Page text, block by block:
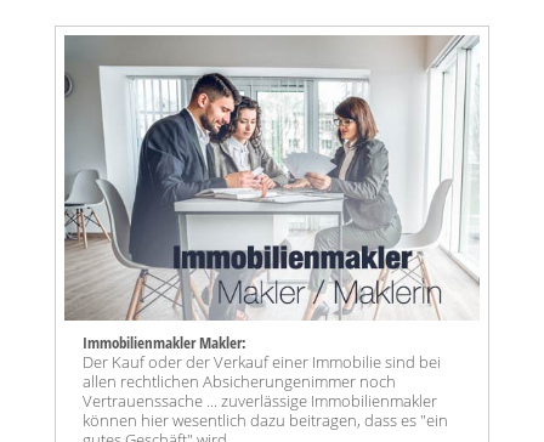
Immobilienmakler Makler:
Der Kauf oder der Verkauf einer Immobilie sind bei
allen rechtlichen Absicherungenimmer noch
Vertrauenssache ... zuverlässige Immobilienmakler
können hier wesentlich dazu beitragen, dass es "ein